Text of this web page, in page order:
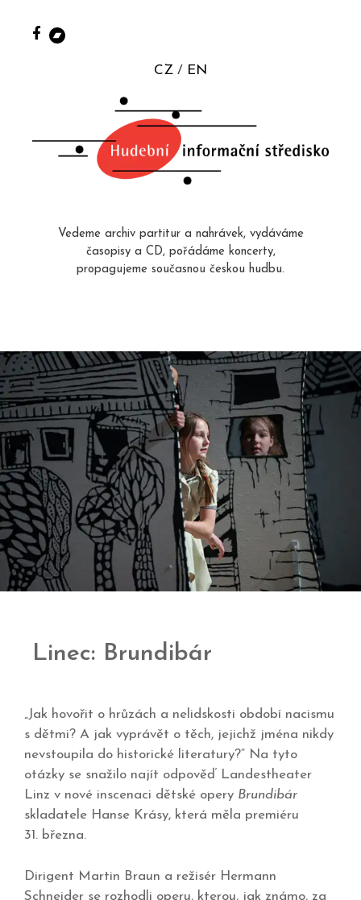
CZ EN
Vedeme archiv partitur a nahrávek, vydáváme
časopisy a CD, pořádáme koncerty,
propagujeme současnou českou hudbu.
Linec: Brundibár
„Jak hovořit o hrůzách a nelidskosti období nacismu
s dětmi? A jak vyprávět o těch, jejichž jména nikdy
nevstoupila do historické literatury?“ Na tyto
otázky se snažilo najít odpověď Landestheater
Linz v nové inscenaci dětské opery Brundibár
skladatele Hanse Krásy, která měla premiéru
31. března.
Dirigent Martin Braun a režisér Hermann
Schneider se rozhodli operu, kterou, jak známo, za